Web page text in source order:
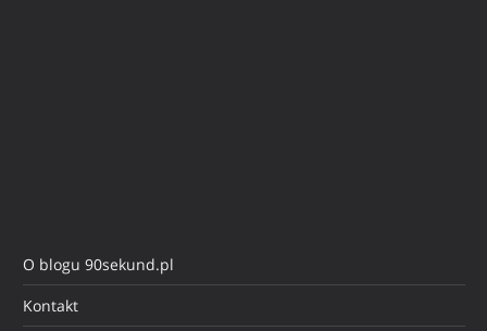
O blogu 90sekund.pl
Kontakt